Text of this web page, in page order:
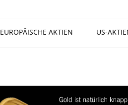
EUROPÄISCHE AKTIEN US-